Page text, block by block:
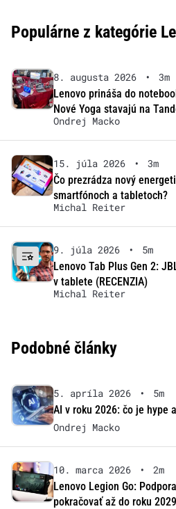
Populárne z kategórie
8. augusta 2026 •
3m
Lenovo prináša do
Nové Yoga stavajú na
Ondrej Macko
15. júla 2026 •
3m
Čo prezrádza nový
smartfónoch a tabletoch?
Michal Reiter
9. júla 2026 •
5m
Lenovo Tab Plus Gen 2:
v tablete (RECENZIA)
Michal Reiter
Podobné články
5. apríla 2026 •
5m
AI v roku 2026: čo je hype
Ondrej Macko
10. marca 2026 •
2m
Lenovo Legion Go:
pokračovať až do roku 2029